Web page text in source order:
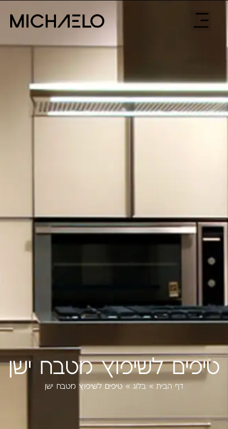
טיפים לשיפוץ מטבח ישן
דף הבית » בלוג » טיפים לשיפוץ מטבח ישן